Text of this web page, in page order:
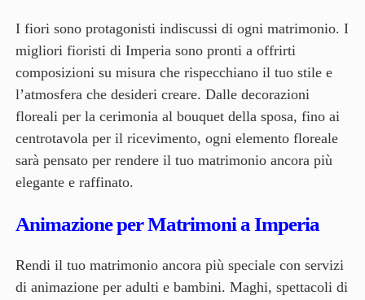
I fiori sono protagonisti indiscussi di ogni matrimonio. I
migliori fioristi di Imperia sono pronti a offrirti
composizioni su misura che rispecchiano il tuo stile e
l’atmosfera che desideri creare. Dalle decorazioni
floreali per la cerimonia al bouquet della sposa, fino ai
centrotavola per il ricevimento, ogni elemento floreale
sarà pensato per rendere il tuo matrimonio ancora più
elegante e raffinato.
Animazione per Matrimoni a Imperia
Rendi il tuo matrimonio ancora più speciale con servizi
di animazione per adulti e bambini. Maghi, spettacoli di